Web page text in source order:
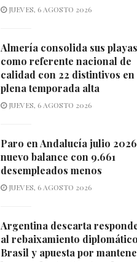
JUEVES, 6 AGOSTO 2026
Almería consolida sus playas
como referente nacional de
calidad con 22 distintivos en
plena temporada alta
JUEVES, 6 AGOSTO 2026
Paro en Andalucía julio
nuevo balance con 9.661
desempleados menos
JUEVES, 6 AGOSTO 2026
Argentina descarta
al rebaixamiento
Brasil y apuesta por